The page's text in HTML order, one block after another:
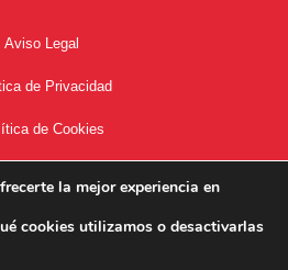
Aviso Legal
de Privacidad
de Cookies
la mejor experiencia en
cookies utilizamos o desactivarlas